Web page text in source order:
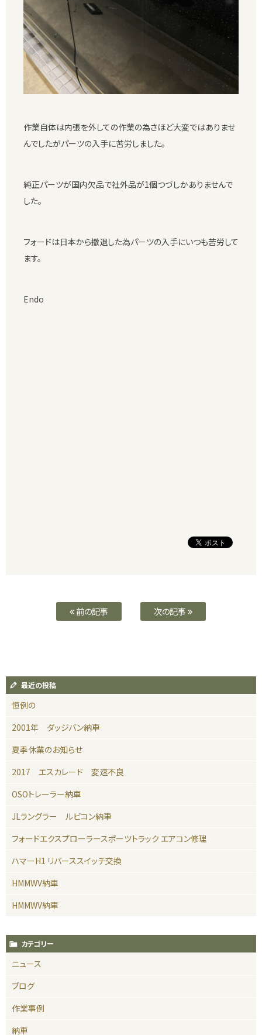
作業自体は内張を外しての作業の為さほど大変ではありませ
んでしたがパーツの入手に苦労しました。
純正パーツが国内欠品で社外品が1個つづしかありませんで
した。
フォードは日本から撤退した為パーツの入手にいつも苦労して
ます。
Endo
前の記事 次の記事
最近の投稿
恒例の
2001年 ダッジバン納車
夏季休業のお知らせ
2017 エスカレード 変速不良
OSOトレーラー納車
JLラングラー ルビコン納車
フォードエクスプローラースポーツトラック エアコン修理
ハマーH1 リバーススイッチ交換
HMMWV納車
HMMWV納車
カテゴリー
ニュース
ブログ
作業事例
納車